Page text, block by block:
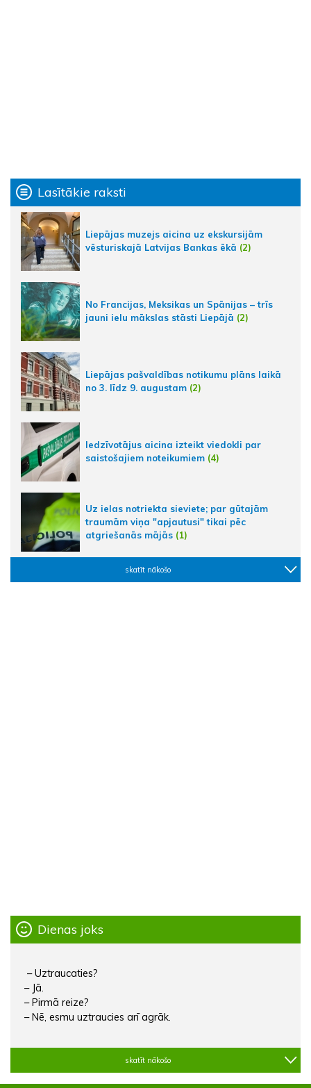
Lasītākie raksti
Liepājas muzejs aicina uz ekskursijām
vēsturiskajā Latvijas Bankas ēkā (2)
No Francijas, Meksikas un Spānijas – trīs
jauni ielu mākslas stāsti Liepājā (2)
Liepājas pašvaldības notikumu plāns laikā
no 3. līdz 9. augustam (2)
Iedzīvotājus aicina izteikt viedokli par
saistošajiem noteikumiem (4)
Uz ielas notriekta sieviete; par gūtajām
traumām viņa "apjautusi" tikai pēc
atgriešanās mājās (1)
skatīt nākošo
Dienas joks
– Uztraucaties?
– Jā.
– Pirmā reize?
– Nē, esmu uztraucies arī agrāk.
skatīt nākošo